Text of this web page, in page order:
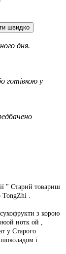
швидко
дня.
готівкою у
" Старий товариш
TongZhi
з корою
ой нотк ой
у Старого
, шоколадом і